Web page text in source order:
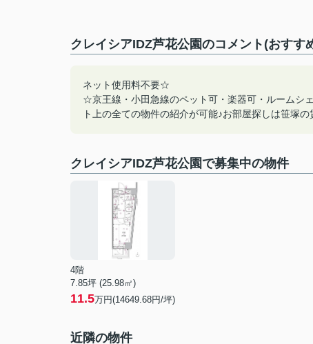
クレイシアIDZ芦花公園のコメント(おすす
ネット使用料不要☆
☆京王線・小田急線のペット可・楽器可・ルームシ
ト上の全ての物件の紹介が可能♪お部屋探しは笹塚
クレイシアIDZ芦花公園で募集中の物件
4階
7.85坪 (25.98㎡)
11.5万円(14649.68円/坪)
近隣の物件